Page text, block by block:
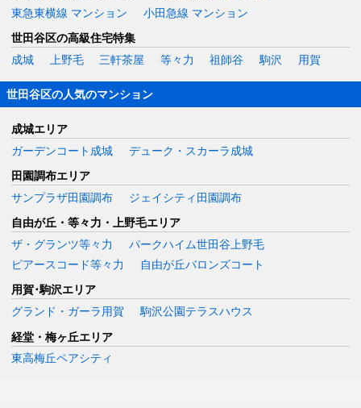
東急東横線 マンション
小田急線 マンション
世田谷区の高級住宅特集
成城
上野毛 三軒茶屋 等々力 祖師谷 駒沢 用賀
世田谷区の人気のマンション
成城エリア
ガーデンコート成城
デューク・スカーラ成城
田園調布エリア
サンプラザ田園調布
ジェイシティ田園調布
自由が丘・等々力・上野毛エリア
ザ・グランツ等々力
パークハイム世田谷上野毛
ピアースコード等々力
自由が丘バロンズコート
用賀･駒沢エリア
グランド・ガーラ用賀
駒沢公園テラスハウス
経堂・梅ヶ丘エリア
東高梅丘ペアシティ